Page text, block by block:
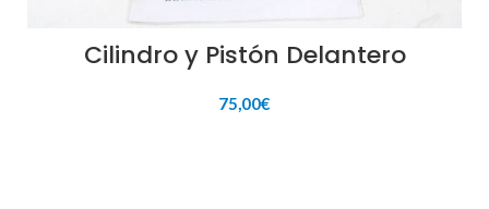
Cilindro y Pistón Delantero
75,00€